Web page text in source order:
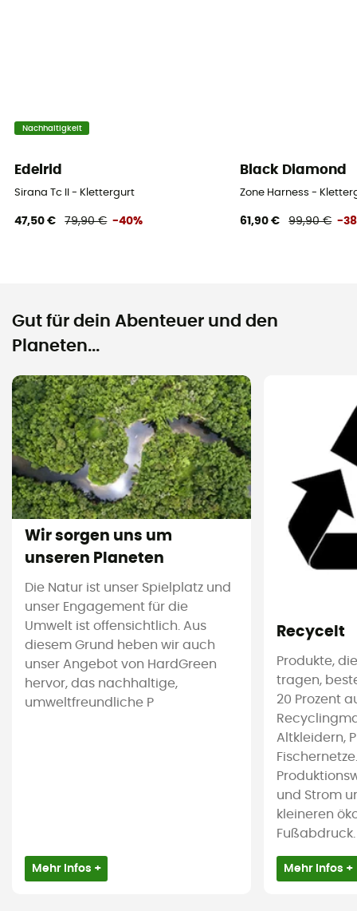
Nachhaltigkeit
Edelrid
Sirana Tc II - Klettergurt
47,50 € 79,90 € -40%
Black Diamond
Zone Harness -
61,90 € 99,90 € -
Gut für dein Abenteuer und den
Planeten...
Wir sorgen uns um
unseren Planeten
Die Natur ist unser Spielplatz und
unser Engagement für die
Umwelt ist offensichtlich. Aus
diesem Grund heben wir auch
unser Angebot von HardGreen
hervor, das nachhaltige,
umweltfreundliche P
Mehr Infos +
Recycelt
Produkte,
tragen,
20 Prozent
Altkleidern,
und Strom
kleineren
Fußabdruck.
Mehr Infos +